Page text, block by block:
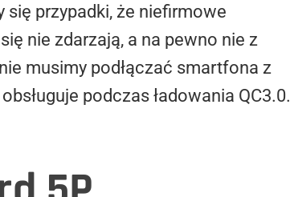
się przypadki, że niefirmowe
nie zdarzają, a na pewno nie z
musimy podłączać smartfona z
podczas ładowania QC3.0.